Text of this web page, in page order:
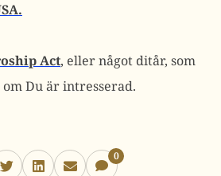
Act, eller något ditår, som
Du är intresserad.
0